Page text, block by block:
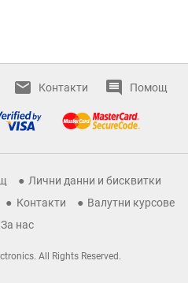
Контакти Помощ
Лични данни и бисквитки
Контакти
Валутни курсове
За нас
All Rights Reserved.